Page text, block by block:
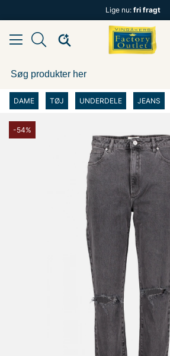
Lige nu: fri fragt
DAME TØJ UNDERDELE JEANS
-54%